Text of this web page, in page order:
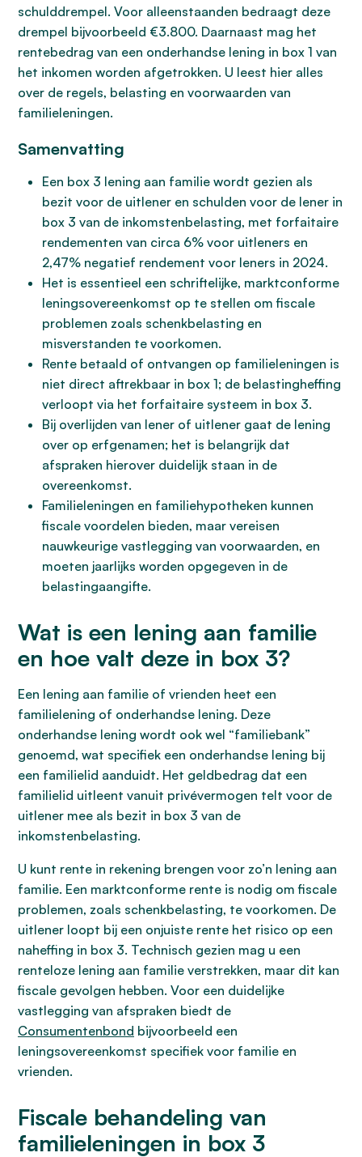
schulddrempel. Voor alleenstaanden bedraagt deze
drempel bijvoorbeeld €3.800. Daarnaast mag het
rentebedrag van een onderhandse lening in box 1 van
het inkomen worden afgetrokken. U leest hier alles
over de regels, belasting en voorwaarden van
familieleningen.
Samenvatting
Een box 3 lening aan familie wordt gezien als
bezit voor de uitlener en schulden voor de lener in
box 3 van de inkomstenbelasting, met forfaitaire
rendementen van circa 6% voor uitleners en
2,47% negatief rendement voor leners in 2024.
Het is essentieel een schriftelijke, marktconforme
leningsovereenkomst op te stellen om fiscale
problemen zoals schenkbelasting en
misverstanden te voorkomen.
Rente betaald of ontvangen op familieleningen is
niet direct aftrekbaar in box 1; de belastingheffing
verloopt via het forfaitaire systeem in box 3.
Bij overlijden van lener of uitlener gaat de lening
over op erfgenamen; het is belangrijk dat
afspraken hierover duidelijk staan in de
overeenkomst.
Familieleningen en familiehypotheken kunnen
fiscale voordelen bieden, maar vereisen
nauwkeurige vastlegging van voorwaarden, en
moeten jaarlijks worden opgegeven in de
belastingaangifte.
Wat is een lening aan familie
en hoe valt deze in box 3?
Een lening aan familie of vrienden heet een
familielening of onderhandse lening. Deze
onderhandse lening wordt ook wel “familiebank”
genoemd, wat specifiek een onderhandse lening bij
een familielid aanduidt. Het geldbedrag dat een
familielid uitleent vanuit privévermogen telt voor de
uitlener mee als bezit in box 3 van de
inkomstenbelasting.
U kunt rente in rekening brengen voor zo’n lening aan
familie. Een marktconforme rente is nodig om fiscale
problemen, zoals schenkbelasting, te voorkomen. De
uitlener loopt bij een onjuiste rente het risico op een
naheffing in box 3. Technisch gezien mag u een
renteloze lening aan familie verstrekken, maar dit kan
fiscale gevolgen hebben. Voor een duidelijke
vastlegging van afspraken biedt de
Consumentenbond bijvoorbeeld een
leningsovereenkomst specifiek voor familie en
vrienden.
Fiscale behandeling van
familieleningen in box 3